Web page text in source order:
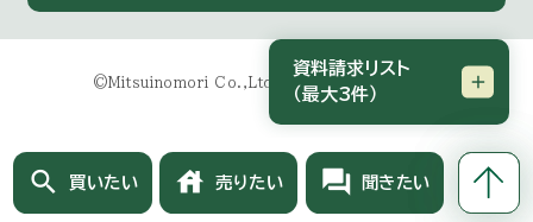
資料請求リスト
（最大3件）
©Mitsuinomori Co.,Ltd.All Rights Reserved.
search 買いたい house 売りたい forum 聞きたい